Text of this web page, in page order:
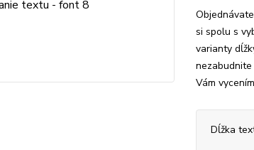
si spolu s
varianty
Vám
Dĺžka